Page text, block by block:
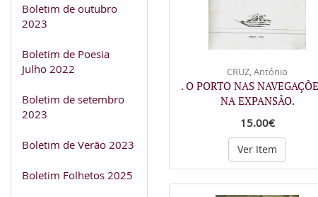
Boletim de outubro
2023
Boletim de Poesia
Julho 2022
Boletim de setembro
2023
Boletim de Verão 2023
Boletim Folhetos 2025
CRUZ, António
. O PORTO NAS
NA EXPANSÃO.
15.00€
Ver Item